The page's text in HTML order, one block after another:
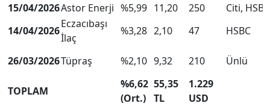
15/04/2026Astor Enerji %5,99 11,20 250
Citi, HSBC
14/04/2026
Eczacıbaşı
İlaç
%3,28 2,10 47 HSBC
26/03/2026Tüpraş %2,10 9,32 210 Ünlü
TOPLAM
%6,62
(Ort.)
55,35
TL
1.229
USD